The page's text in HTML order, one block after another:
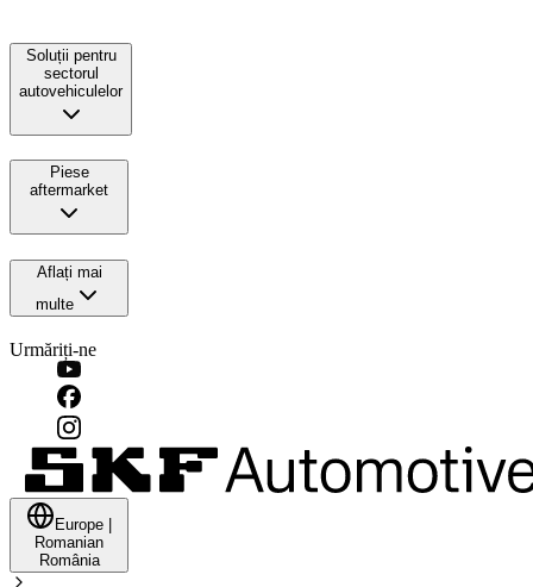
Soluții pentru
sectorul
autovehiculelor
Piese
aftermarket
Aflați mai
multe
Urmăriți-ne
Europe
Romanian
România